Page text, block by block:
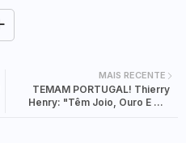
MAIS RECENTE
TEMAM PORTUGAL! Thierry
Henry: "Têm Joio, Ouro E Um